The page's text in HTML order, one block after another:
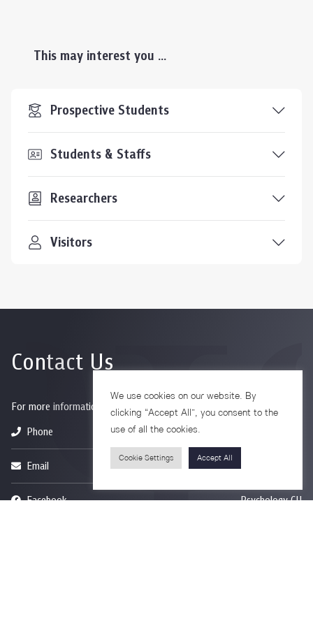
This may interest you ...
Prospective Students
Students & Staffs
Researchers
Visitors
Contact Us
For more information please contact
Phone
Email psy@chula.ac.th
Facebook Psychology CU
We use cookies on our website. By
clicking “Accept All”, you consent to the
use of all the cookies.
Cookie Settings Accept All